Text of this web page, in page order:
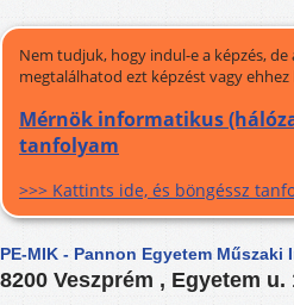
Nem tudjuk, hogy indul-e a képzés,
megtalálhatod ezt képzést vagy
Mérnök informatikus
tanfolyam
>>> Kattints ide, és böngéssz
PE-MIK - Pannon Egyetem Műszaki
8200 Veszprém , Egyetem u.